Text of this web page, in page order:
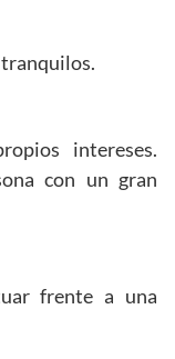
tranquilos.
intereses.
con un gran
frente a una